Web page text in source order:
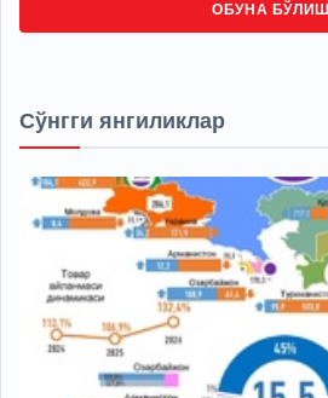
ОБУНА БЎЛИШ
Сўнгги янгиликлар